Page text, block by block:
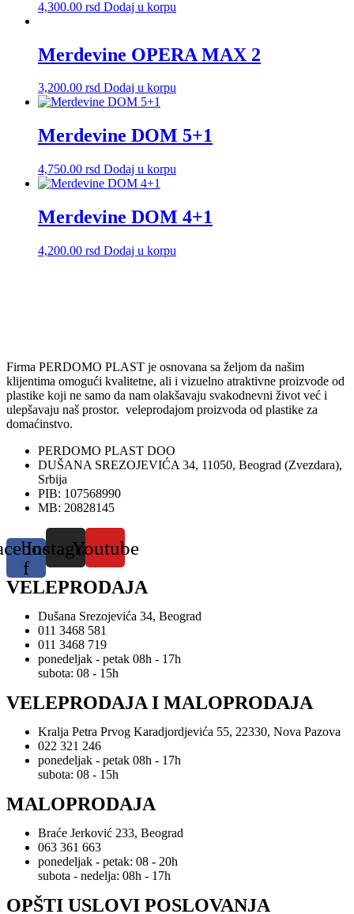
4,300.00 rsd Dodaj u korpu
Merdevine OPERA MAX 2
3,200.00 rsd Dodaj u korpu
Merdevine DOM 5+1
4,750.00 rsd Dodaj u korpu
Merdevine DOM 4+1
4,200.00 rsd Dodaj u korpu
Firma PERDOMO PLAST je osnovana sa željom da našim
klijentima omogući kvalitetne, ali i vizuelno atraktivne proizvode od
plastike koji ne samo da nam olakšavaju svakodnevni život već i
ulepšavaju naš prostor. veleprodajom proizvoda od plastike za
domaćinstvo.
PERDOMO PLAST DOO
DUŠANA SREZOJEVIĆA 34, 11050, Beograd (Zvezdara),
Srbija
PIB: 107568990
MB: 20828145
f
InstagramYoutube
VELEPRODAJA
Dušana Srezojevića 34, Beograd
011 3468 581
011 3468 719
ponedeljak - petak 08h - 17h
subota: 08 - 15h
VELEPRODAJA I MALOPRODAJA
Kralja Petra Prvog Karadjordjevića 55, 22330, Nova Pazova
022 321 246
ponedeljak - petak 08h - 17h
subota: 08 - 15h
MALOPRODAJA
Braće Jerković 233, Beograd
063 361 663
ponedeljak - petak: 08 - 20h
subota - nedelja: 08h - 17h
OPŠTI USLOVI POSLOVANJA